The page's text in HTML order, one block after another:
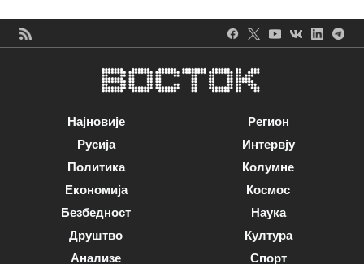
Најновије
Русија
Политика
Економија
Безбедност
Друштво
Анализе
Регион
Интервју
Колумне
Космос
Наука
Култура
Спорт